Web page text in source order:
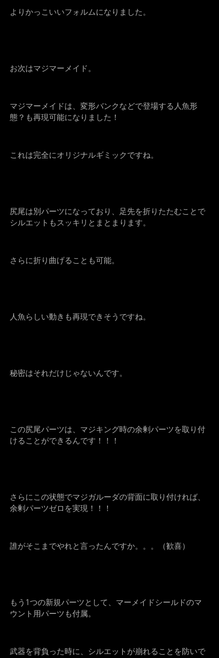
よりかっこいいフォルムになりました。
お次はマジマーメイド。
マジマーメイドは、変形バンクなどで登場する人魚形
態？も再現可能になりました！
これは完全にオリジナルギミックですね。
尻尾は別パーツになっており、足先を折りたたむことで
シルエットもスッキリとまとまります。
さらに折り曲げることも可能。
人魚らしい動きも再現できそうですね。
秘密はそれだけじゃないんです。
この尻尾パーツは、マジキング時の余剰パーツを取り付
けることができるんです！！！
さらにこの状態でマジガルーダの背面に取り付ければ、
余剰パーツゼロを実現！！！
誰がそこまでやれと言ったんですか。。。（歓喜）
もう1つの新規パーツとして、マーメイドシールドのマ
ウント用パーツも付属。
武器を背負った時に、シルエットが崩れることを防いで